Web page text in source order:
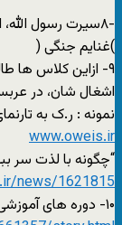
)غنایم جنگی (
۹- ازاین کلاس ها
اشغال شان، در
نمونه : ر.ک به
www.oweis.ir
“چگونه با لذت سر
news/1621815
۱۰- دوره های آموزشی سر بریدن